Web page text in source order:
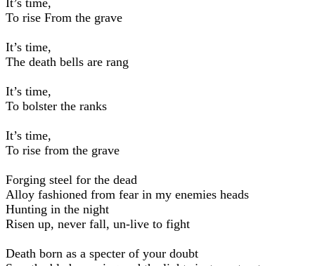
To rise From the grave
It’s time,
The death bells are rang
It’s time,
To bolster the ranks
It’s time,
To rise from the grave
Forging steel for the dead
Alloy fashioned from fear in my enemies heads
Hunting in the night
Risen up, never fall, un-live to fight
Death born as a specter of your doubt